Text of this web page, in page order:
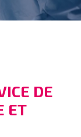
DE
ET